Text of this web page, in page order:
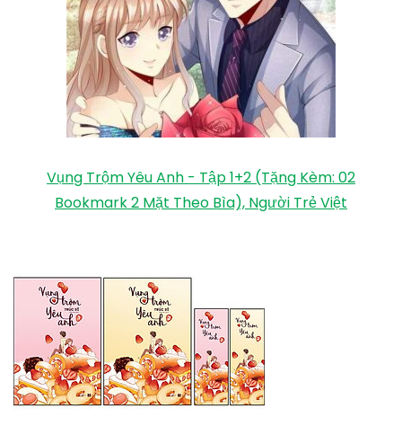
Vụng Trộm Yêu Anh - Tập 1+2 (Tặng Kèm: 02
Bookmark 2 Mặt Theo Bìa), Người Trẻ Việt